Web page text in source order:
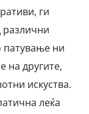
ги
патување ни
на другите,
искуства.
леќа